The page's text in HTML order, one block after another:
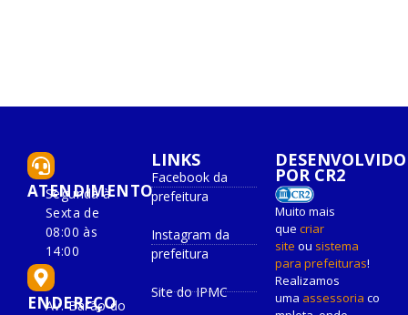
ATENDIMENTO
Segunda à
Sexta de
08:00 às
14:00
ENDEREÇO
Av. Barão do
LINKS
Facebook da
prefeitura
Instagram da
prefeitura
Site do IPMC
DESENVOLVIDO
POR CR2
Muito mais
que criar
site ou sistema
para prefeituras!
Realizamos
uma assessoria co